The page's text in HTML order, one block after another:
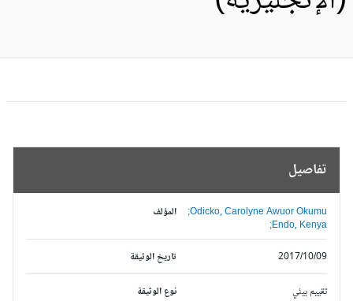
تفاصيل
المؤلف
Odicko, Carolyne Awuor Okumu;
Endo, Kenya;
تاريخ الوثيقة
2017/10/09
نوع الوثيقة تقييم بيئي